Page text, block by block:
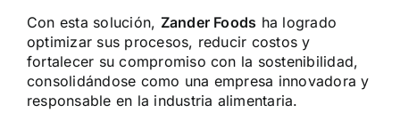
Con esta solución, Zander Foods ha logrado
optimizar sus procesos, reducir costos y
fortalecer su compromiso con la sostenibilidad,
consolidándose como una empresa innovadora y
responsable en la industria alimentaria.